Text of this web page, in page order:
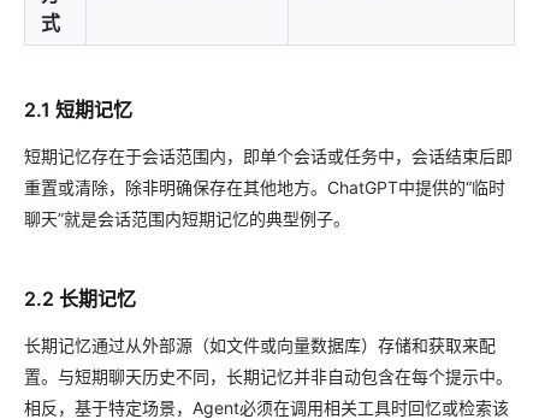
式
2.1 短期记忆
短期记忆存在于会话范围内，即单个会话或任务中，会话结束后即
重置或清除，除非明确保存在其他地方。ChatGPT中提供的“临时
聊天”就是会话范围内短期记忆的典型例子。
2.2 长期记忆
长期记忆通过从外部源（如文件或向量数据库）存储和获取来配
置。与短期聊天历史不同，长期记忆并非自动包含在每个提示中。
相反，基于特定场景，Agent必须在调用相关工具时回忆或检索该